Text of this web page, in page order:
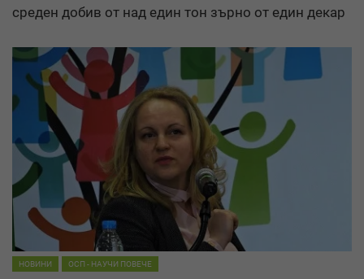
среден добив от над един тон зърно от един декар
НОВИНИ ОСП - НАУЧИ ПОВЕЧЕ